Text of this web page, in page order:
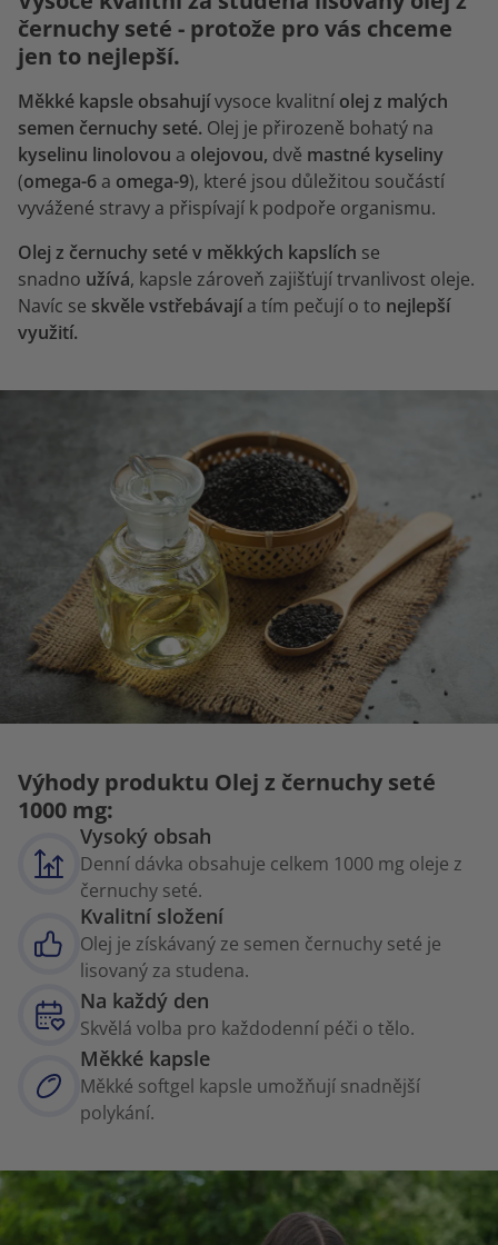
černuchy seté - protože pro vás chceme
jen to nejlepší.
Měkké kapsle obsahujívysoce kvalitní olej z malých
semen černuchy seté. Olej je přirozeně bohatý na
kyselinu linolovou a olejovou, dvě mastné kyseliny
(omega-6 a omega-9), které jsou důležitou součástí
vyvážené stravy a přispívají k podpoře organismu.
Olej z černuchy seté v měkkých kapslích se
snadno užívá, kapsle zároveň zajišťují trvanlivost oleje.
Navíc se skvěle vstřebávajía tím pečují o to nejlepší
využití.
Výhody produktu Olej z černuchy seté
1000 mg:
Vysoký obsah
Denní dávka obsahuje celkem 1000 mg oleje z
černuchy seté.
Kvalitní složení
Olej je získávaný ze semen černuchy seté je
lisovaný za studena.
Na každý den
Skvělá volba pro každodenní péči o tělo.
Měkké kapsle
Měkké softgel kapsle umožňují snadnější
polykání.